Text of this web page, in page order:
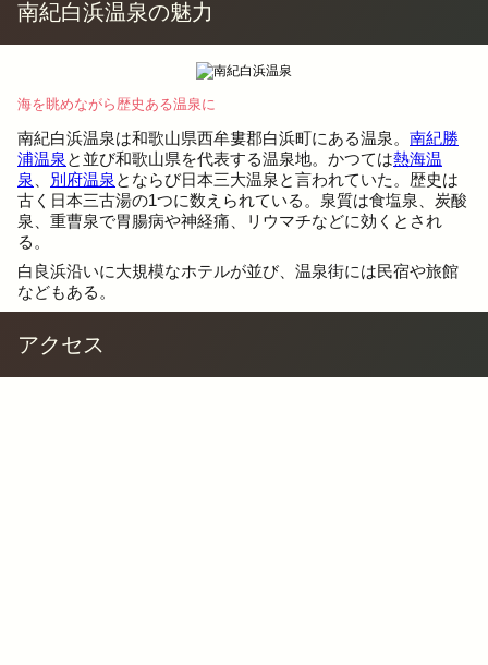
南紀白浜温泉の魅力
海を眺めながら歴史ある温泉に
南紀白浜温泉は和歌山県西牟婁郡白浜町にある温泉。 南紀勝
浦温泉 と並び和歌山県を代表する温泉地。かつては熱海温
泉
別府温泉 とならび日本三大温泉と言われていた。歴史は
古く日本三古湯の1つに数えられている。泉質は食塩泉、炭酸
泉、重曹泉で胃腸病や神経痛、リウマチなどに効くとされ
る。
白良浜沿いに大規模なホテルが並び、温泉街には民宿や旅館
などもある。
アクセス